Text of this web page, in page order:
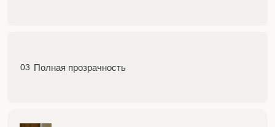
03 Полная прозрачность